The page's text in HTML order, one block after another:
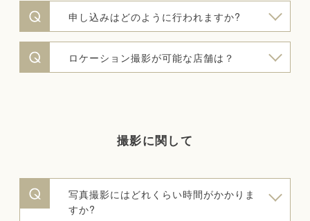
申し込みはどのように行われますか?
ロケーション撮影が可能な店舗は？
撮影に関して
写真撮影にはどれくらい時間がかかりま
すか?